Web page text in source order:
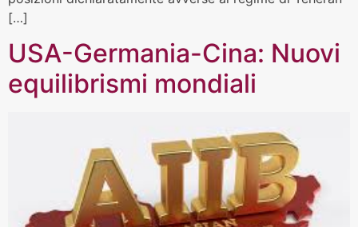
[…]
USA-Germania-Cina: Nuovi
equilibrismi mondiali